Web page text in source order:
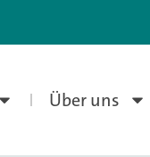
Über uns